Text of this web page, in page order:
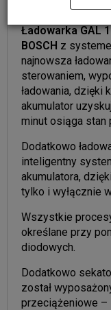
sieciowa – model
Ładowarka GAL
BOSCH z
najnowsza
sterowaniem,
ładowania, dzięki
akumulator
minut osiąga stan
Dodatkowo
inteligentny
akumulatora,
tylko i wyłącznie
Wszystkie
określane przy
diodowych.
Dodatkowo
został
przeciążeniowe –